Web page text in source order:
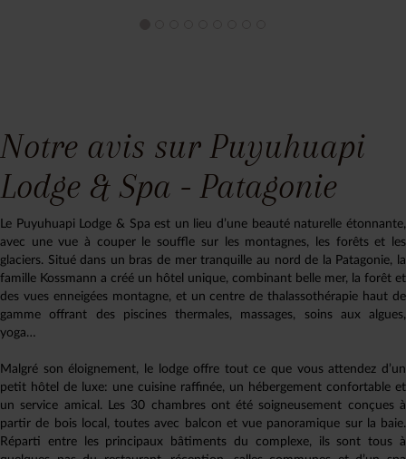
Notre avis sur Puyuhuapi
Lodge & Spa - Patagonie
Le Puyuhuapi Lodge & Spa est un lieu d’une beauté naturelle étonnante,
avec une vue à couper le souffle sur les montagnes, les forêts et les
glaciers. Situé dans un bras de mer tranquille au nord de la Patagonie, la
famille Kossmann a créé un hôtel unique, combinant belle mer, la forêt et
des vues enneigées montagne, et un centre de thalassothérapie haut de
gamme offrant des piscines thermales, massages, soins aux algues,
yoga…
Malgré son éloignement, le lodge offre tout ce que vous attendez d’un
petit hôtel de luxe: une cuisine raffinée, un hébergement confortable et
un service amical. Les 30 chambres ont été soigneusement conçues à
partir de bois local, toutes avec balcon et vue panoramique sur la baie.
Réparti entre les principaux bâtiments du complexe, ils sont tous à